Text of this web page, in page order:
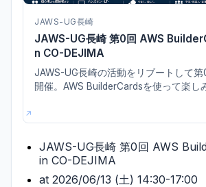
JAWS-UG長崎
JAWS-UG長崎 第0回 AWS
n CO-DEJIMA
JAWS-UG長崎の活動をリブートして
開催。AWS BuilderCardsを使って楽し
JAWS-UG長崎 第0回 AWS
in CO-DEJIMA
at 2026/06/13 (土) 14:30-17:00